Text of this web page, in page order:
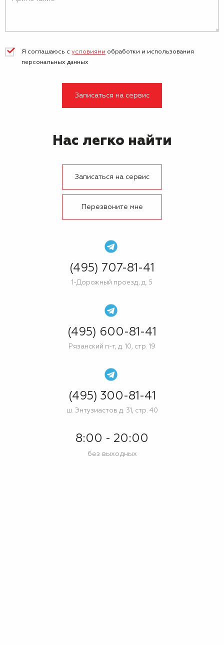
Я соглашаюсь с условиями обработки и использования
персональных данных
Записаться на сервис
Нас легко найти
Записаться на сервис
Перезвоните мне
(495) 707-81-41
1-Дорожный проезд, д. 5
(495) 600-81-41
Рязанский п-т, д. 10, стр. 19
(495) 300-81-41
ш. Энтузиастов д. 31, стр. 40
8:00 - 20:00
без выходных